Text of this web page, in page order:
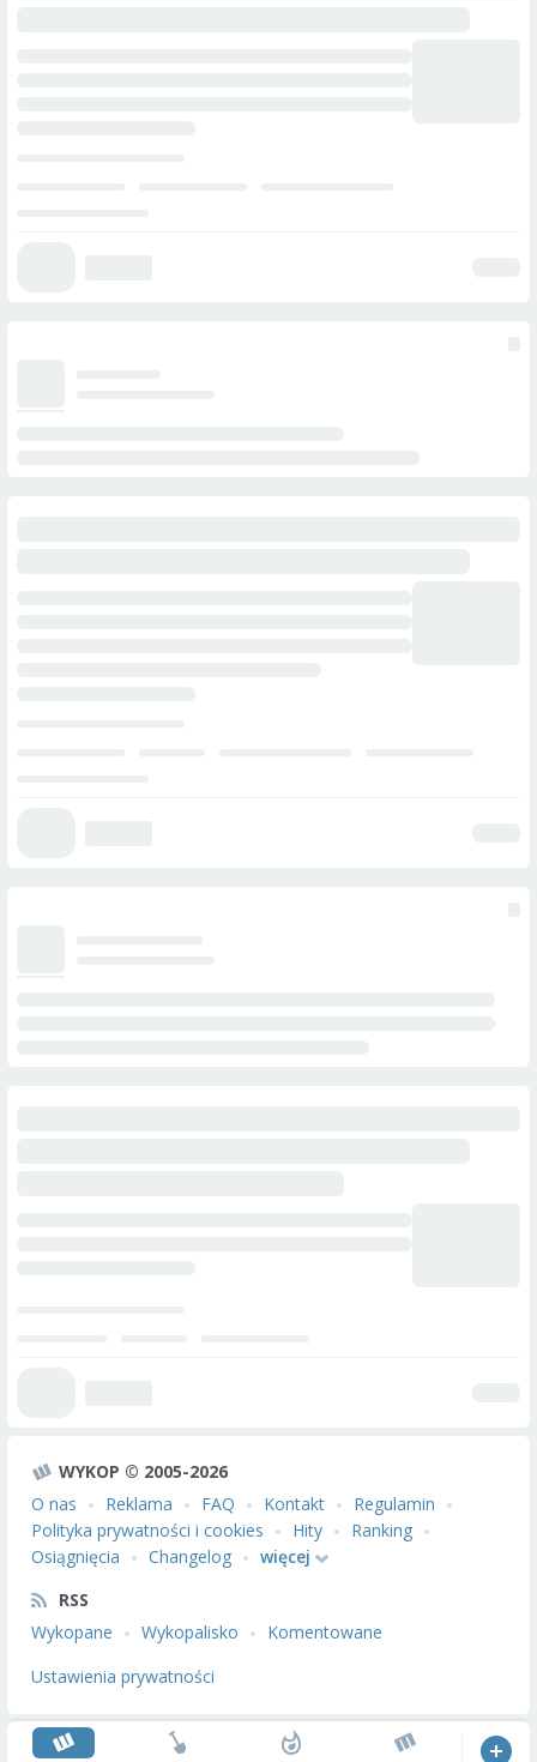
WYKOP © 2005-2026
O nas
Reklama FAQ Kontakt
Regulamin
Polityka prywatności i cookies
Hity
Ranking
Osiągnięcia
Changelog
więcej
RSS
Wykopane
Wykopalisko
Komentowane
Ustawienia prywatności